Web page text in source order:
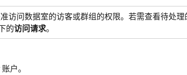
访问数据室的访客或群组的权限。若需查看待处理
的访问请求。
户。